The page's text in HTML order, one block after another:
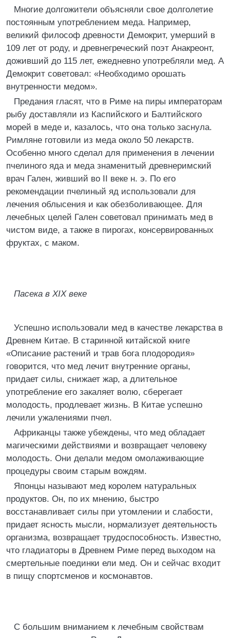
Многие долгожители объясняли свое долголетие
постоянным употреблением меда. Например,
великий философ древности Демокрит, умерший в
109 лет от роду, и древнегреческий поэт Анакреонт,
доживший до 115 лет, ежедневно употребляли мед. А
Демокрит советовал: «Необходимо орошать
внутренности медом».
Предания гласят, что в Риме на пиры императорам
рыбу доставляли из Каспийского и Балтийского
морей в меде и, казалось, что она только заснула.
Римляне готовили из меда около 50 лекарств.
Особенно много сделал для применения в лечении
пчелиного яда и меда знаменитый древнеримский
врач Гален, живший во II веке н. э. По его
рекомендации пчелиный яд использовали для
лечения облысения и как обезболивающее. Для
лечебных целей Гален советовал принимать мед в
чистом виде, а также в пирогах, консервированных
фруктах, с маком.
Пасека в XIX веке
Успешно использовали мед в качестве лекарства в
Древнем Китае. В старинной китайской книге
«Описание растений и трав бога плодородия»
говорится, что мед лечит внутренние органы,
придает силы, снижает жар, а длительное
употребление его закаляет волю, сберегает
молодость, продлевает жизнь. В Китае успешно
лечили ужалениями пчел.
Африканцы также убеждены, что мед обладает
магическими действиями и возвращает человеку
молодость. Они делали медом омолаживающие
процедуры своим старым вождям.
Японцы называют мед королем натуральных
продуктов. Он, по их мнению, быстро
восстанавливает силы при утомлении и слабости,
придает ясность мысли, нормализует деятельность
организма, возвращает трудоспособность. Известно,
что гладиаторы в Древнем Риме перед выходом на
смертельные поединки ели мед. Он и сейчас входит
в пищу спортсменов и космонавтов.
С большим вниманием к лечебным свойствам